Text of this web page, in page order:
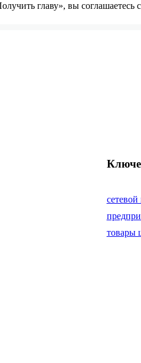
товары
главу», вы соглашаетесь с